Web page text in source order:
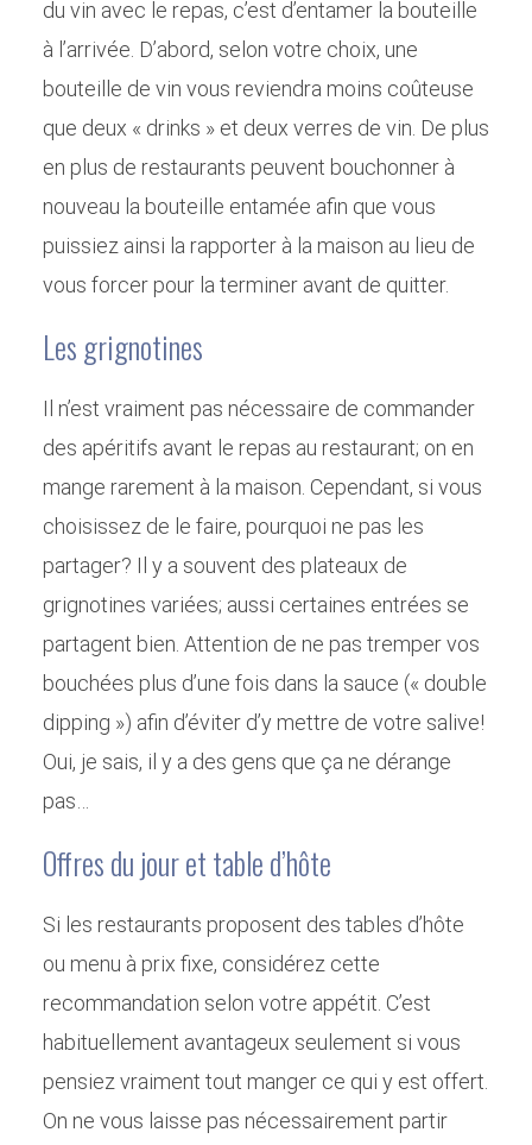
du vin avec le repas, c’est d’entamer la bouteille
à l’arrivée. D’abord, selon votre choix, une
bouteille de vin vous reviendra moins coûteuse
que deux « drinks » et deux verres de vin. De plus
en plus de restaurants peuvent bouchonner à
nouveau la bouteille entamée afin que vous
puissiez ainsi la rapporter à la maison au lieu de
vous forcer pour la terminer avant de quitter.
Les grignotines
Il n’est vraiment pas nécessaire de commander
des apéritifs avant le repas au restaurant; on en
mange rarement à la maison. Cependant, si vous
choisissez de le faire, pourquoi ne pas les
partager? Il y a souvent des plateaux de
grignotines variées; aussi certaines entrées se
partagent bien. Attention de ne pas tremper vos
bouchées plus d’une fois dans la sauce (« double
dipping ») afin d’éviter d’y mettre de votre salive!
Oui, je sais, il y a des gens que ça ne dérange
pas…
Offres du jour et table d’hôte
Si les restaurants proposent des tables d’hôte
ou menu à prix fixe, considérez cette
recommandation selon votre appétit. C’est
habituellement avantageux seulement si vous
pensiez vraiment tout manger ce qui y est offert.
On ne vous laisse pas nécessairement partir